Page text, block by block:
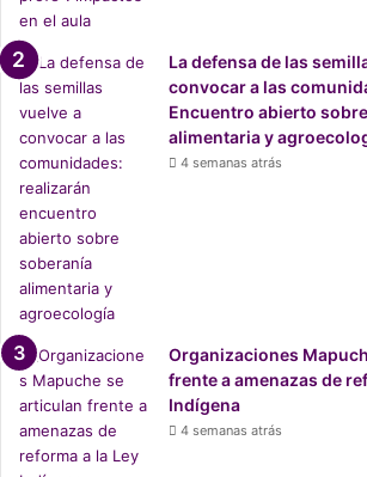
Matthey, Elizabeth Morris, Nano Stern y
nombrar algunos.
“Los algoritmos me
encerrado”
Junto aRefugiero
plataformas
surgió de la experiencia de Cañas
compartiendo con sus dos abuelas, las
enviudado muy próximas en el tiempo.
él: “Dos supernovas amantes, dos
mujeres de diamante. Una es cobre y la
La defensa de las
convocar a las
Encuentro abierto
alimentaria y
4 semanas atrás
Organizaciones
frente a amenazas de
Indígena
4 semanas atrás